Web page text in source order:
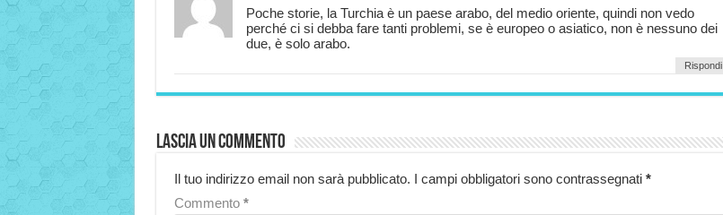
Poche storie, la Turchia è un paese arabo, del medio oriente, quindi non vedo
perché ci si debba fare tanti problemi, se è europeo o asiatico, non è nessuno dei
due, è solo arabo.
Rispondi
Lascia un commento
Il tuo indirizzo email non sarà pubblicato. I campi obbligatori sono contrassegnati *
Commento *